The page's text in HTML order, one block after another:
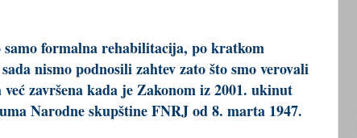
formalna rehabilitacija, po kratkom
nismo podnosili zahtev zato što smo verovali
završena kada je Zakonom iz 2001. ukinut
Narodne skupštine FNRJ od 8. marta1947.